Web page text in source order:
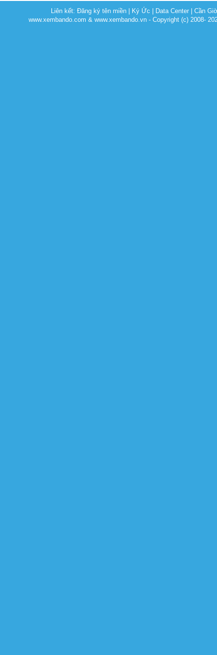
Liên kết:Đăng ký tên miền Ký Ức Data Center |Cần
www.xembando.com & www.xembando.vn - Copyright (c) 2008-